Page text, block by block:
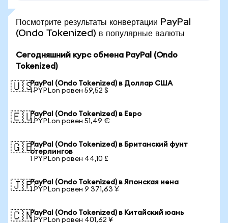
Посмотрите результаты конвертации PayPal
(Ondo Tokenized) в популярные валюты
Сегодняшний курс обмена PayPal (Ondo
Tokenized)
🇺🇸PayPal (Ondo Tokenized) в Доллар США
1 PYPLon равен 59,52 $
🇪🇺PayPal (Ondo Tokenized) в Евро
1 PYPLon равен 51,49 €
🇬🇧PayPal (Ondo Tokenized) в Британский фунт
стерлингов
1 PYPLon равен 44,10 £
🇯🇵PayPal (Ondo Tokenized) в Японская иена
1 PYPLon равен 9 371,63 ¥
🇨🇳PayPal (Ondo Tokenized) в Китайский юань
1 PYPLon равен 401,62 ¥